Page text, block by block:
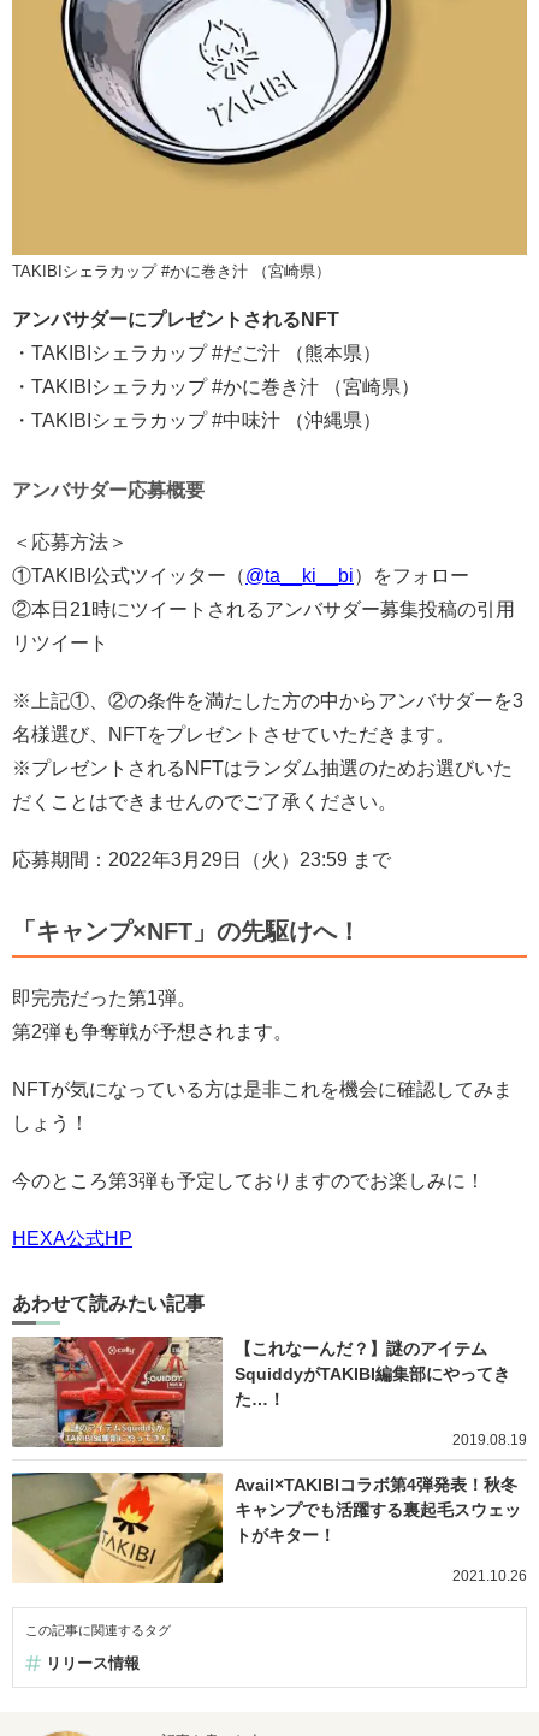
TAKIBIシェラカップ #かに巻き汁 （宮崎県）
アンバサダーにプレゼントされるNFT
・TAKIBIシェラカップ #だご汁 （熊本県）
・TAKIBIシェラカップ #かに巻き汁 （宮崎県）
・TAKIBIシェラカップ #中味汁 （沖縄県）
アンバサダー応募概要
＜応募方法＞
①TAKIBI公式ツイッター（@ta__ki__bi）をフォロー
②本日21時にツイートされるアンバサダー募集投稿の引用
リツイート
※上記①、②の条件を満たした方の中からアンバサダーを3
名様選び、NFTをプレゼントさせていただきます。
※プレゼントされるNFTはランダム抽選のためお選びいた
だくことはできませんのでご了承ください。
応募期間：2022年3月29日（火）23:59 まで
「キャンプ×NFT」の先駆けへ！
即完売だった第1弾。
第2弾も争奪戦が予想されます。
NFTが気になっている方は是非これを機会に確認してみま
しょう！
今のところ第3弾も予定しておりますのでお楽しみに！
HEXA公式HP
あわせて読みたい記事
【これなーんだ？】謎のアイテム
SquiddyがTAKIBI編集部にやってき
た…！
2019.08.19
Avail×TAKIBIコラボ第4弾発表！秋冬
キャンプでも活躍する裏起毛スウェッ
トがキター！
2021.10.26
この記事に関連するタグ
リリース情報